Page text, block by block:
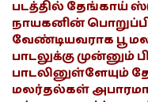
படத்தில் தேங்காய்
நாயகனின்
வேண்டியவராக பூ
பாடலுக்கு முன்னும்
பாடலினுள்ளேயும்
மலர்தல்கள்